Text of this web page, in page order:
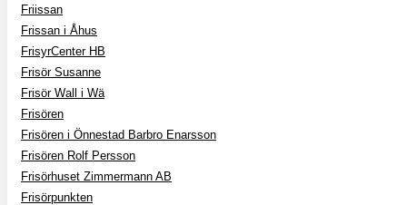
Friissan
Frissan i Åhus
FrisyrCenter HB
Frisör Susanne
Frisör Wall i Wä
Frisören
Frisören i Önnestad Barbro Enarsson
Frisören Rolf Persson
Frisörhuset Zimmermann AB
Frisörpunkten